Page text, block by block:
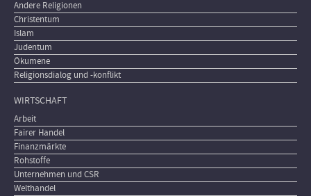
Andere Religionen
Christentum
Islam
Judentum
Ökumene
Religionsdialog und -konflikt
WIRTSCHAFT
Arbeit
Fairer Handel
Finanzmärkte
Rohstoffe
Unternehmen und CSR
Welthandel